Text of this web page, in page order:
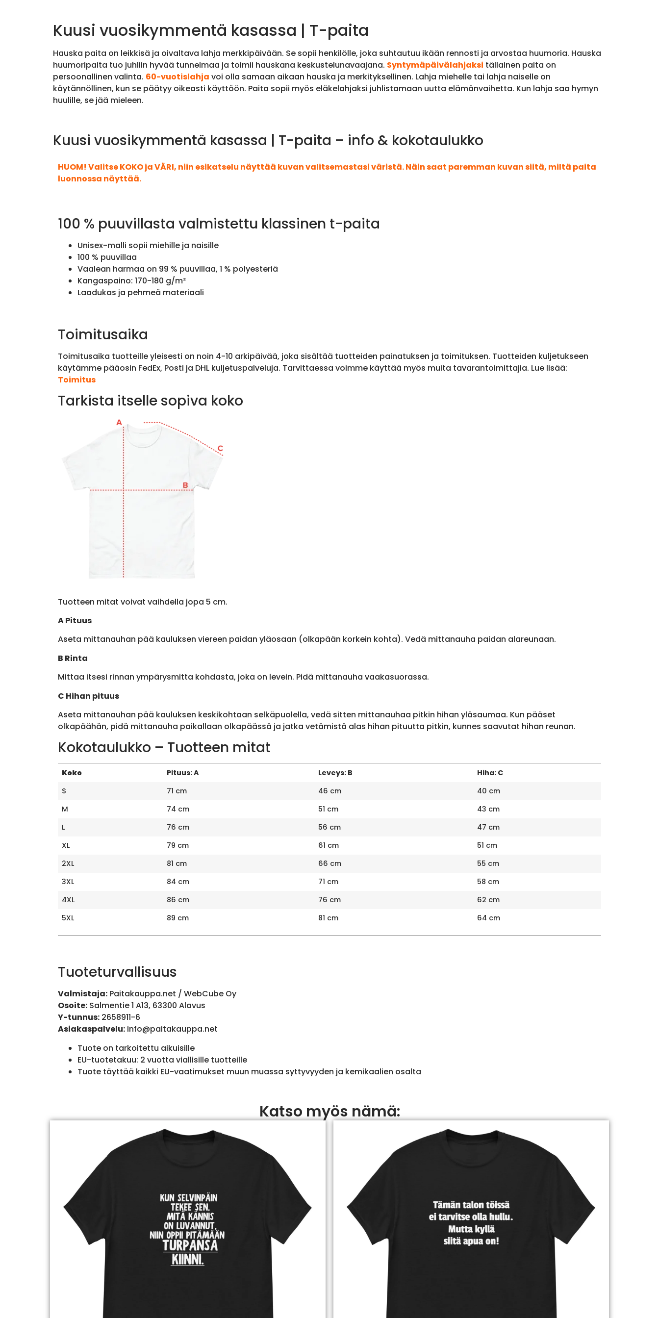
Kuusi vuosikymmentä kasassa | T-paita
Hauska paita on leikkisä ja oivaltava lahja merkkipäivään. Se sopii henkilölle, joka suhtautuu ikään rennosti ja arvostaa huumoria. Hauska
huumoripaita tuo juhliin hyvää tunnelmaa ja toimii hauskana keskustelunavaajana. Syntymäpäivälahjaksi tällainen paita on
persoonallinen valinta. 60-vuotislahja voi olla samaan aikaan hauska ja merkityksellinen. Lahja miehelle tai lahja naiselle on
käytännöllinen, kun se päätyy oikeasti käyttöön. Paita sopii myös eläkelahjaksi juhlistamaan uutta elämänvaihetta. Kun lahja saa hymyn
huulille, se jää mieleen.
Kuusi vuosikymmentä kasassa | T-paita – info & kokotaulukko
HUOM! Valitse KOKO ja VÄRI, niin esikatselu näyttää kuvan valitsemastasi väristä. Näin saat paremman kuvan siitä, miltä paita
luonnossa näyttää.
100 % puuvillasta valmistettu klassinen t-paita
Unisex-malli sopii miehille ja naisille
100 % puuvillaa
Vaalean harmaa on 99 % puuvillaa, 1 % polyesteriä
Kangaspaino: 170-180 g/m²
Laadukas ja pehmeä materiaali
Toimitusaika
Toimitusaika tuotteille yleisesti on noin 4-10 arkipäivää, joka sisältää tuotteiden painatuksen ja toimituksen. Tuotteiden kuljetukseen
käytämme pääosin FedEx, Posti ja DHL kuljetuspalveluja. Tarvittaessa voimme käyttää myös muita tavarantoimittajia. Lue lisää:
Toimitus
Tarkista itselle sopiva koko
Tuotteen mitat voivat vaihdella jopa 5 cm.
A Pituus
Aseta mittanauhan pää kauluksen viereen paidan yläosaan (olkapään korkein kohta). Vedä mittanauha paidan alareunaan.
B Rinta
Mittaa itsesi rinnan ympärysmitta kohdasta, joka on levein. Pidä mittanauha vaakasuorassa.
C Hihan pituus
Aseta mittanauhan pää kauluksen keskikohtaan selkäpuolella, vedä sitten mittanauhaa pitkin hihan yläsaumaa. Kun pääset
olkapäähän, pidä mittanauha paikallaan olkapäässä ja jatka vetämistä alas hihan pituutta pitkin, kunnes saavutat hihan reunan.
Kokotaulukko – Tuotteen mitat
Koko Pituus: A Leveys: B
Hiha: C
S
71 cm 46 cm
40 cm
M
74 cm 51 cm
43 cm
L
76 cm 56 cm
47 cm
XL
79 cm 61 cm
51 cm
2XL
81 cm 66 cm
55 cm
3XL
84 cm 71 cm
58 cm
4XL
86 cm 76 cm
62 cm
5XL
89 cm 81 cm 64 cm
Tuoteturvallisuus
Valmistaja:Paitakauppa.net / WebCube Oy
Osoite:Salmentie 1 A13, 63300 Alavus
Y-tunnus:2658911-6
Asiakaspalvelu: info@paitakauppa.net
Tuote on tarkoitettu aikuisille
EU-tuotetakuu: 2 vuotta viallisille tuotteille
Tuote täyttää kaikki EU-vaatimukset muun muassa syttyvyyden ja kemikaalien osalta
Katso myös nämä: